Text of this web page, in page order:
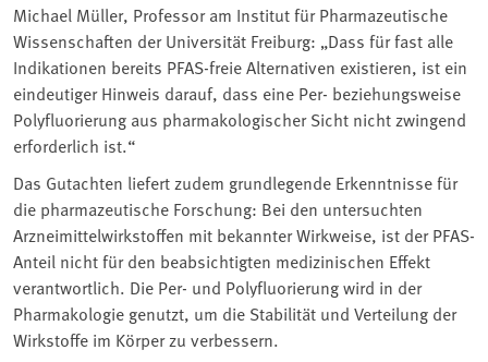
Michael Müller, Professor am Institut für Pharmazeutische
Wissenschaften derUniversität Freiburg: „Dass für fast alle
Indikationen bereits PFAS-freie Alternativen existieren, ist ein
eindeutiger Hinweis darauf, dass eine Per- beziehungsweise
Polyfluorierung aus pharmakologischer Sicht nicht zwingend
erforderlich ist.“
Das Gutachten liefert zudem grundlegende Erkenntnisse für
die pharmazeutische Forschung: Bei den untersuchten
Arzneimittelwirkstoffen mit bekannter Wirkweise, ist der PFAS-
Anteil nicht für den beabsichtigten medizinischen Effekt
verantwortlich. Die Per- und Polyfluorierung wird in der
Pharmakologie genutzt, um die Stabilität und Verteilung der
Wirkstoffe im Körper zu verbessern.